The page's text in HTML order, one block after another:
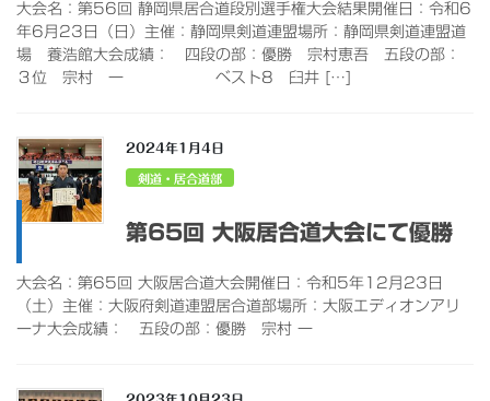
大会名：第56回 静岡県居合道段別選手権大会結果開催日：令和6
年6月23日（日）主催：静岡県剣道連盟場所：静岡県剣道連盟道
場 養浩館大会成績： 四段の部：優勝 宗村恵吾 五段の部：
３位 宗村 一 ベスト8 臼井 […]
2024年1月4日
剣道・居合道部
第65回 大阪居合道大会にて優勝
大会名：第65回 大阪居合道大会開催日：令和5年12月23日
（土）主催：大阪府剣道連盟居合道部場所：大阪エディオンアリ
ーナ大会成績： 五段の部：優勝 宗村 一
2023年10月23日